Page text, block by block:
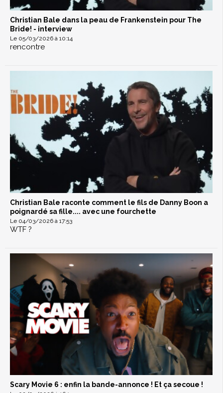
Christian Bale dans la peau de Frankenstein pour The
Bride! - interview
Le 05/03/2026 à 10:14
rencontre
Christian Bale raconte comment le fils de Danny Boon a
poignardé sa fille.... avec une fourchette
Le 04/03/2026 à 17:53
WTF ?
Scary Movie 6 : enfin la bande-annonce ! Et ça secoue !